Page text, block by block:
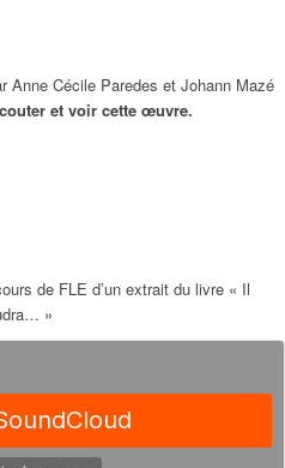
Anne Cécile Paredes et Johann Mazé
et voir cette œuvre.
de FLE d’un extrait du livre « Il
»